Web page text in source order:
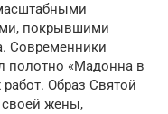
покрывшими
Современники
полотно «Мадонна в
Образ Святой
жены,